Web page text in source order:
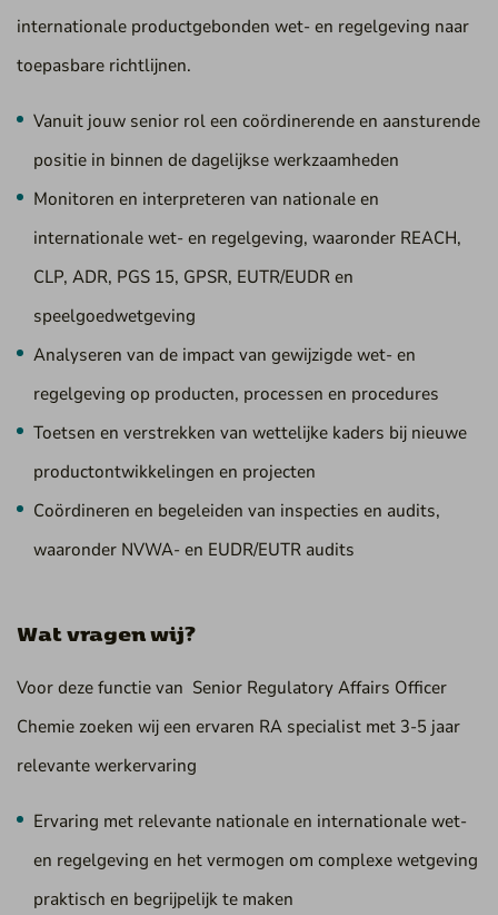
internationale productgebonden wet- en regelgeving naar
toepasbare richtlijnen.
Vanuit jouw senior rol een coördinerende en aansturende
positie in binnen de dagelijkse werkzaamheden
Monitoren en interpreteren van nationale en
internationale wet- en regelgeving, waaronder REACH,
CLP, ADR, PGS 15, GPSR, EUTR/EUDR en
speelgoedwetgeving
Analyseren van de impact van gewijzigde wet- en
regelgeving op producten, processen en procedures
Toetsen en verstrekken van wettelijke kaders bij nieuwe
productontwikkelingen en projecten
Coördineren en begeleiden van inspecties en audits,
waaronder NVWA- en EUDR/EUTR audits
Wat vragen wij?
Voor deze functie van Senior Regulatory Affairs Officer
Chemie zoeken wij een ervaren RA specialist met 3-5 jaar
relevante werkervaring
Ervaring met relevante nationale en internationale wet-
en regelgeving en het vermogen om complexe wetgeving
praktisch en begrijpelijk te maken